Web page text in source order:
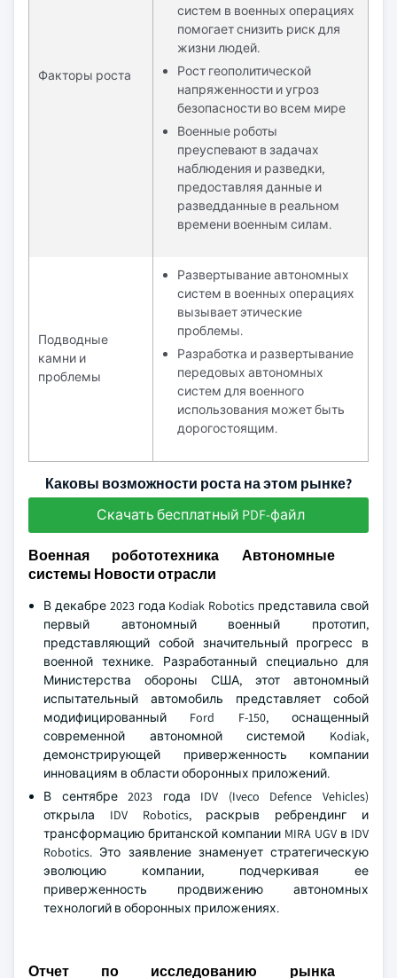
Факторы роста
систем в военных операциях
помогает снизить риск для
жизни людей.
Рост геополитической
напряженности и угроз
безопасности во всем мире
Военные роботы
преуспевают в задачах
наблюдения и разведки,
предоставляя данные и
разведданные в реальном
времени военным силам.
Подводные
камни и
проблемы
Развертывание автономных
систем в военных операциях
вызывает этические
проблемы.
Разработка и развертывание
передовых автономных
систем для военного
использования может быть
дорогостоящим.
Каковы возможности роста на этом рынке?
Скачать бесплатный PDF-файл
Военная робототехника Автономные
системы Новости отрасли
В декабре 2023 года Kodiak Robotics представила свой
первый автономный военный прототип,
представляющий собой значительный прогресс в
военной технике. Разработанный специально для
Министерства обороны США, этот автономный
испытательный автомобиль представляет собой
модифицированный Ford F-150, оснащенный
современной автономной системой Kodiak,
демонстрирующей приверженность компании
инновациям в области оборонных приложений.
В сентябре 2023 года IDV (Iveco Defence Vehicles)
открыла IDV Robotics, раскрыв ребрендинг и
трансформацию британской компании MIRA UGV в IDV
Robotics. Это заявление знаменует стратегическую
эволюцию компании, подчеркивая ее
приверженность продвижению автономных
технологий в оборонных приложениях.
Отчет по исследованию рынка